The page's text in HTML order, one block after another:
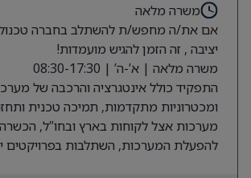
משרה מלאה
אם את/ה מחפש/ת להשתלב בחברה
יציבה , זה הזמן להגיש מועמדות!
משרה מלאה | א’-ה’ | 08:30-17:30
התפקיד כולל אינטגרציה והרכבה של
ומכטרוניות מתקדמות, תמיכה טכנית
מערכות אצל לקוחות בארץ ובחו”ל,
להפעלת המערכות, השתלבות בפרויקטים